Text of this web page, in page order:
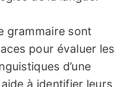
grammaire sont
pour évaluer les
d’une
à identifier leurs